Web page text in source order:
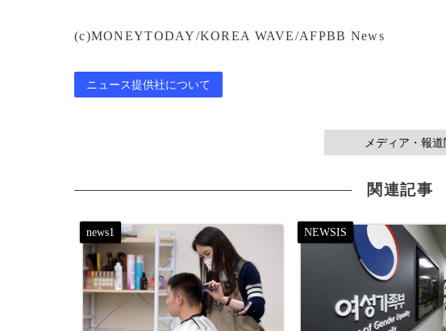
(c)MONEYTODAY/KOREA WAVE/AFPBB News
ニュース提供社について
メディア・報
関連記事